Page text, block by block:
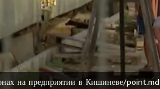
на предприятии в Кишиневе/point.md